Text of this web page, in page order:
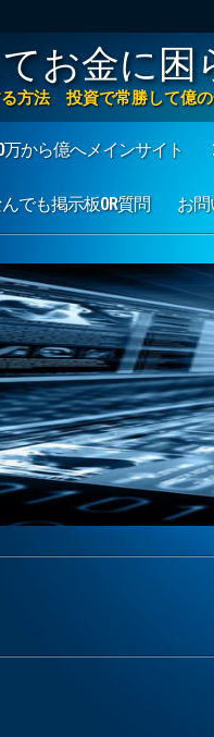
お金に困
る方法 投資で常勝して億
万から億へメインサイト
んでも掲示板OR質問 お